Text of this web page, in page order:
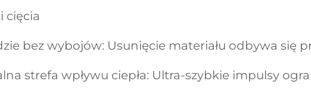
cięcia
bez wybojów: Usunięcie materiału odbywa się
strefa wpływu ciepła: Ultra-szybkie impulsy